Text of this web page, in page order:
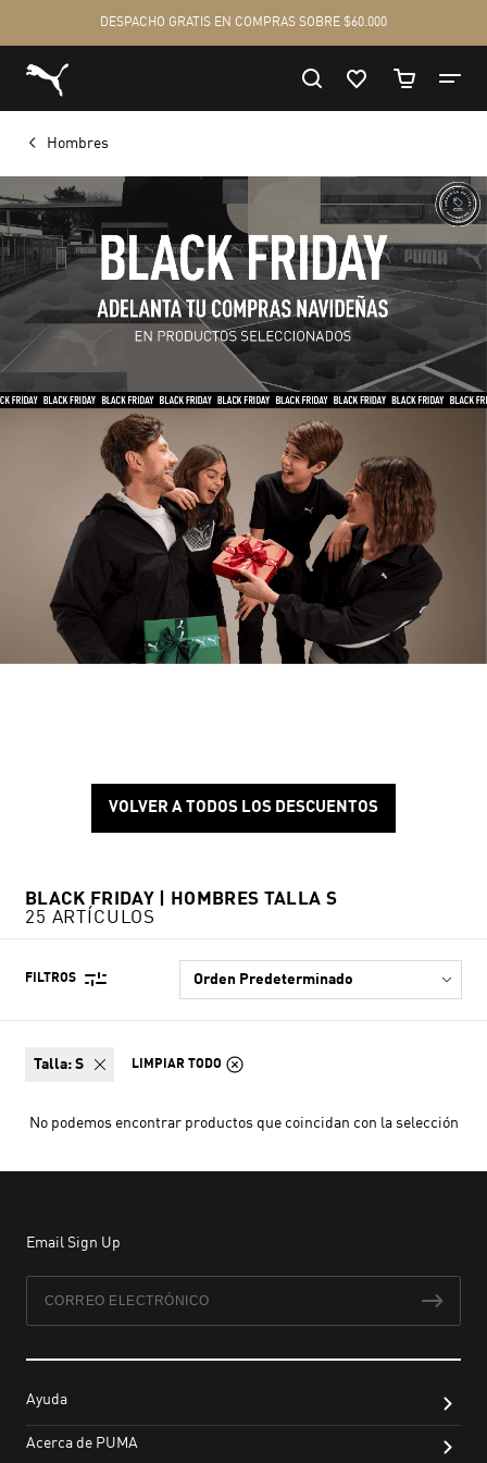
Hombres
VOLVER A TODOS LOS DESCUENTOS
BLACK FRIDAY | HOMBRES TALLA S
25 ARTÍCULOS
FILTROS
talla: S LIMPIAR TODO
No podemos encontrar productos que coincidan con la selección